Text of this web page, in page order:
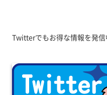
Twitterでもお得な情報を発信